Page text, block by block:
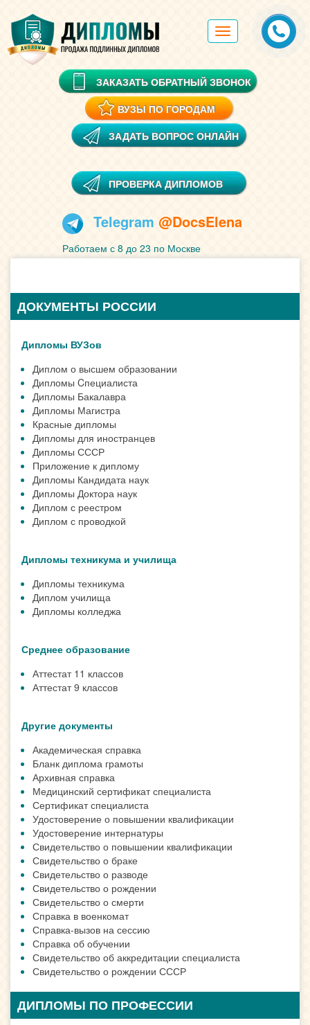
Toggle
navigation
ЗАКАЗАТЬ ОБРАТНЫЙ ЗВОНОК
ВУЗЫ ПО ГОРОДАМ
ЗАДАТЬ ВОПРОС ОНЛАЙН
ПРОВЕРКА ДИПЛОМОВ
Telegram @DocsElena
Работаем с 8 до 23 по Москве
ДОКУМЕНТЫ РОССИИ
Дипломы ВУЗов
Диплом о высшем образовании
Дипломы Cпециалиста
Дипломы Бакалавра
Дипломы Магистра
Красные дипломы
Дипломы для иностранцев
Дипломы СССР
Приложение к диплому
Дипломы Кандидата наук
Дипломы Доктора наук
Диплом с реестром
Диплом с проводкой
Дипломы техникума и училища
Дипломы техникума
Диплом училища
Дипломы колледжа
Среднее образование
Аттестат 11 классов
Аттестат 9 классов
Другие документы
Академическая справка
Бланк диплома грамоты
Архивная справка
Медицинский сертификат специалиста
Сертификат специалиста
Удостоверение о повышении квалификации
Удостоверение интернатуры
Свидетельство о повышении квалификации
Свидетельство о браке
Свидетельство о разводе
Свидетельство о рождении
Свидетельство о смерти
Справка в военкомат
Справка-вызов на сессию
Справка об обучении
Свидетельство об аккредитации специалиста
Свидетельство о рождении СССР
ДИПЛОМЫ ПО ПРОФЕССИИ